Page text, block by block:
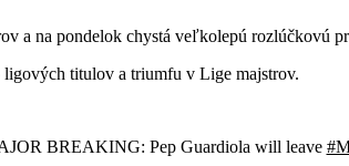
a na pondelok chystá veľkolepú rozlúčkovú
titulov a triumfu v Lige majstrov.
BREAKING: Pep Guardiola will leave